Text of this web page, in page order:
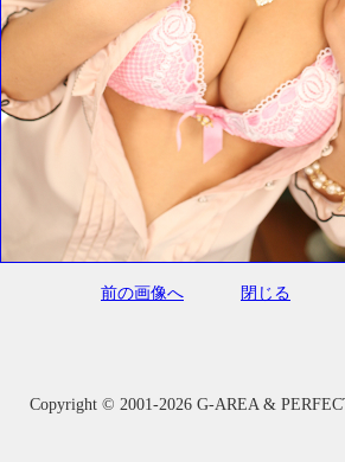
前の画像へ 閉じる
Copyright © 2001-2026 G-AREA &